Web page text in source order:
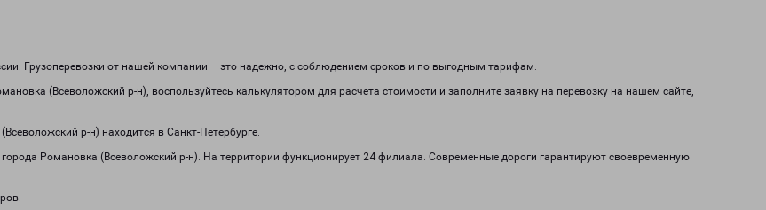
Грузоперевозки от нашей компании – это надежно, с соблюдением сроков и по выгодным тарифам.
(Всеволожский р-н), воспользуйтесь калькулятором для расчета стоимости и заполните заявку на перевозку на нашем сайте,
р-н) находится в Санкт-Петербурге.
Романовка (Всеволожский р-н). На территории функционирует 24 филиала. Современные дороги гарантируют своевременную